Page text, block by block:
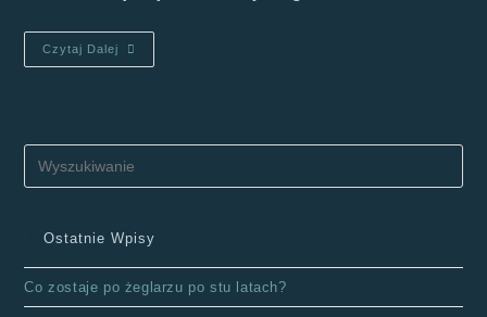
Czytaj Dalej
Ostatnie Wpisy
Co zostaje po żeglarzu po stu latach?